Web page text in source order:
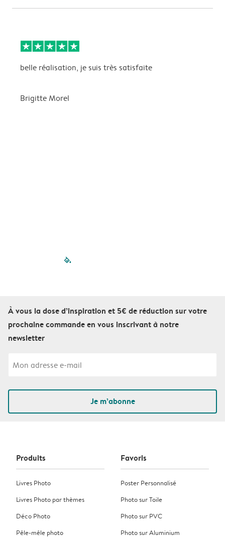
belle réalisation, je suis très satisfaite
Brigitte Morel
filled-pagination
À vous la dose d’inspiration et 5€ de réduction sur votre
prochaine commande en vous inscrivant à notre
newsletter
Je m’abonne
Produits
Livres Photo
Livres Photo par thèmes
Déco Photo
Pêle-mêle photo
Favoris
Poster Personnalisé
Photo sur Toile
Photo sur PVC
Photo sur Aluminium